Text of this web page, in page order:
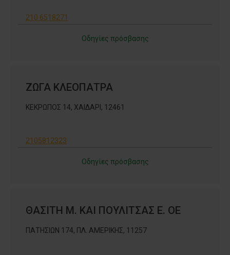
210 6518271
Οδηγίες πρόσβασης
ΖΩΓΑ ΚΛΕΟΠΑΤΡΑ
ΚΕΚΡΩΠΟΣ 14, ΧΑΙΔΑΡΙ, 12461
2105812323
Οδηγίες πρόσβασης
ΘΑΣΙΤΗ Μ. ΚΑΙ ΠΟΥΛΙΤΣΑΣ Ε. ΟΕ
ΠΑΤΗΣΙΩΝ 174, ΠΛ. ΑΜΕΡΙΚΗΣ, 11257